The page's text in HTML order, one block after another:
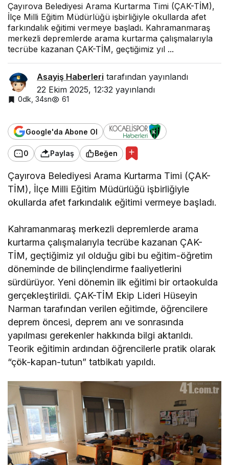
Çayırova Belediyesi Arama Kurtarma Timi (ÇAK-TİM),
İlçe Milli Eğitim Müdürlüğü işbirliğiyle okullarda afet
farkındalık eğitimi vermeye başladı. Kahramanmaraş
merkezli depremlerde arama kurtarma çalışmalarıyla
tecrübe kazanan ÇAK-TİM, geçtiğimiz yıl ...
Asayiş Haberleri tarafından yayınlandı
22 Ekim 2025, 12:32 yayınlandı
0dk, 34sn 61
Google'da Abone Ol
0 Paylaş Beğen
Çayırova Belediyesi Arama Kurtarma Timi (ÇAK-
TİM), İlçe Milli Eğitim Müdürlüğü işbirliğiyle
okullarda afet farkındalık eğitimi vermeye başladı.
Kahramanmaraş merkezli depremlerde arama
kurtarma çalışmalarıyla tecrübe kazanan ÇAK-
TİM, geçtiğimiz yıl olduğu gibi bu eğitim-öğretim
döneminde de bilinçlendirme faaliyetlerini
sürdürüyor. Yeni dönemin ilk eğitimi bir ortaokulda
gerçekleştirildi. ÇAK-TİM Ekip Lideri Hüseyin
Narman tarafından verilen eğitimde, öğrencilere
deprem öncesi, deprem anı ve sonrasında
yapılması gerekenler hakkında bilgi aktarıldı.
Teorik eğitimin ardından öğrencilerle pratik olarak
“çök-kapan-tutun” tatbikatı yapıldı.